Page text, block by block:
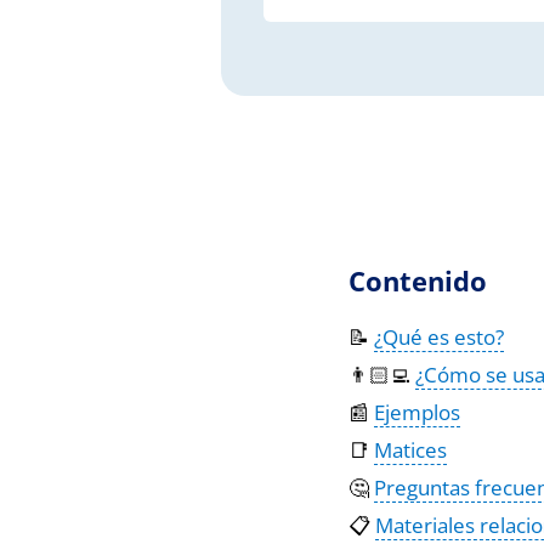
Contenido
📝 ¿Qué es esto?
👨🏻‍💻 ¿Cómo se
📰 Ejemplos
📑 Matices
🤔 Preguntas
📋 Materiales